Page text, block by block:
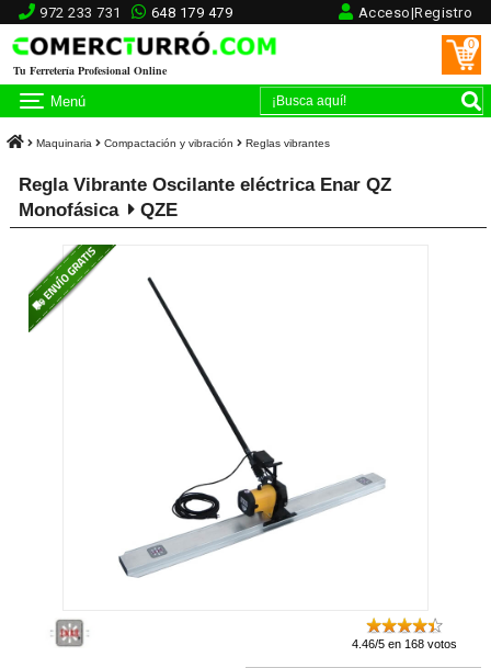
972 233 731 648 179 479 Acceso|Registro
Tu Ferretería Profesional Online
0
Menú
Maquinaria Compactación y vibración Reglas vibrantes
Regla Vibrante Oscilante eléctrica Enar QZ
Monofásica
QZE
4.46/5 en 168 votos